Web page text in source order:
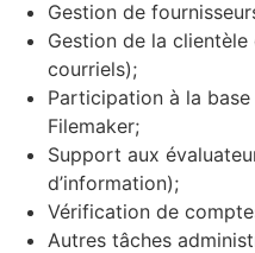
Gestion de
Gestion de la clientèle
courriels);
Participation à la
Filemaker;
Support aux
d’information);
Vérification de
Autres tâches